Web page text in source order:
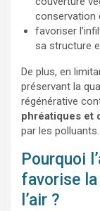
conservation
favoriser
sa structure
De plus, en
préservant la
régénérative
phréatiques et
par les polluants.
Pourquoi
favorise
l’air ?